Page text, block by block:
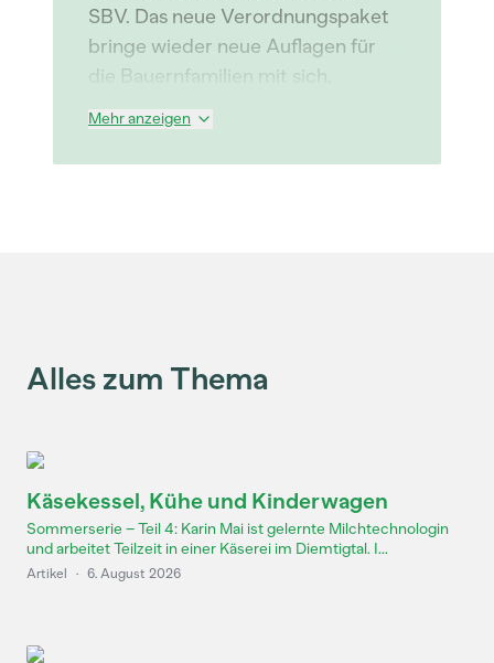
SBV. Das neue Verordnungspaket
bringe wieder neue Auflagen für
die Bauernfamilien mit sich.
Mehr anzeigen
Alles zum Thema
Käsekessel, Kühe und Kinderwagen
Sommerserie – Teil 4: Karin Mai ist gelernte Milchtechnologin
und arbeitet Teilzeit in einer Käserei im Diemtigtal. I...
Artikel · 6. August 2026